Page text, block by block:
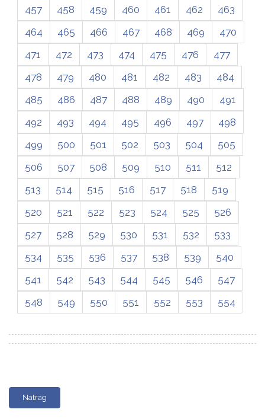
457 458 459 460 461 462
463
464
465 466 467 468 469
470
471
472 473 474 475 476
477
478
479 480 481 482 483
484
485
486 487 488 489 490
491
492
493 494 495 496 497
498
499
500 501 502 503 504
505
506
507 508 509 510 511
512
513
514 515 516 517 518
519
520
521 522 523 524 525
526
527
528 529 530 531 532
533
534
535 536 537 538 539
540
541
542 543 544 545 546
547
548
549 550 551 552 553 554
Natrag